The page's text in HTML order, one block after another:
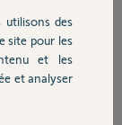
de voir
utilisons des
site pour les
et les
et analyser